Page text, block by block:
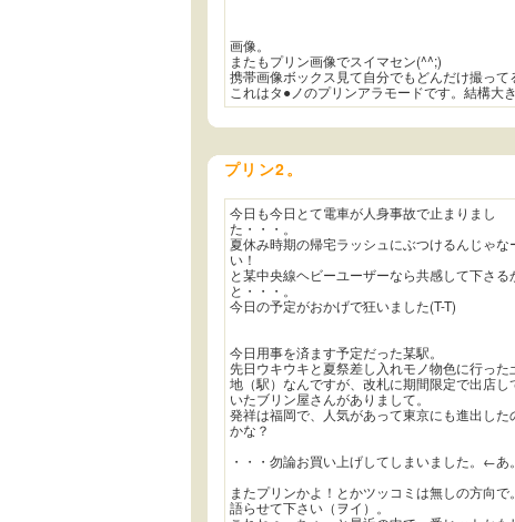
画像。
またもプリン画像でスイマセン(^^;)
携帯画像ボックス見て自分でもどんだけ撮って
これはタ●ノのプリンアラモードです。結構大き
プリン2。
今日も今日とて電車が人身事故で止まりまし
た・・・。
夏休み時期の帰宅ラッシュにぶつけるんじゃな
い！
と某中央線ヘビーユーザーなら共感して下さる
と・・・。
今日の予定がおかげで狂いました(T-T)
今日用事を済ます予定だった某駅。
先日ウキウキと夏祭差し入れモノ物色に行った
地（駅）なんですが、改札に期間限定で出店し
いたブリン屋さんがありまして。
発祥は福岡で、人気があって東京にも進出した
かな？
・・・勿論お買い上げしてしまいました。←あ。
またプリンかよ！とかツッコミは無しの方向で。
語らせて下さい（ヲイ）。